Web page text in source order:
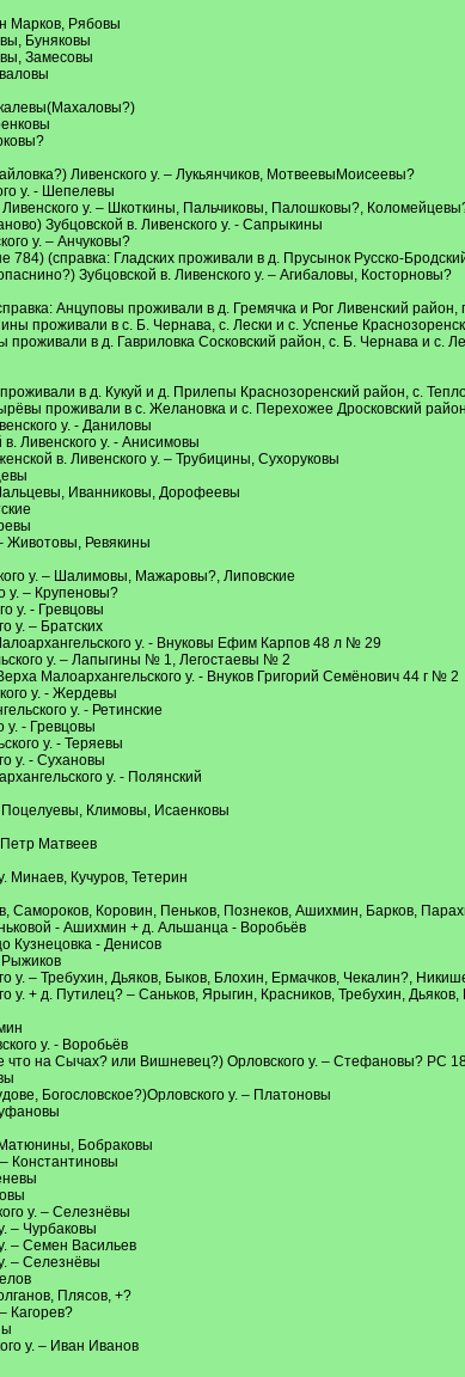
Марков, Рябовы
Буняковы
Замесовы
Ливенского у. – Лукьянчиков, МотвеевыМоисеевы?
у. - Шепелевы
у. – Шкоткины, Пальчиковы, Палошковы?,
Зубцовской в. Ливенского у. - Сапрыкины
у. – Анчуковы?
784) (справка: Гладских проживали в д. Прусынок Русско-
Зубцовской в. Ливенского у. – Агибаловы, Косторновы?
Анцуповы проживали в д. Гремячка и Рог Ливенский
проживали в с. Б. Чернава, с. Лески и с. Успенье
проживали в д. Гавриловка Сосковский район, с. Б. Чернава и с.
в д. Кукуй и д. Прилепы Краснозоренский район, с.
проживали в с. Желановка и с. Перехожее Дросковский
у. - Даниловы
Ливенского у. - Анисимовы
в. Ливенского у. – Трубицины, Сухоруковы
Иванниковы, Дорофеевы
Животовы, Ревякины
у. – Шалимовы, Мажаровы?, Липовские
у. – Крупеновы?
у. - Гревцовы
у. – Братских
у. - Внуковы Ефим Карпов 48 л № 29
у. – Лапыгины № 1, Легостаевы № 2
Малоархангельского у. - Внуков Григорий Семёнович 44 г № 2
у. - Жердевы
у. - Ретинские
у. - Гревцовы
у. - Теряевы
у. - Сухановы
у. - Полянский
Поцелуевы, Климовы, Исаенковы
Петр Матвеев
Кучуров, Тетерин
Самороков, Коровин, Пеньков, Познеков, Ашихмин, Барков,
- Ашихмин + д. Альшанца - Воробьёв
Кузнецовка - Денисов
Рыжиков
у. – Требухин, Дьяков, Быков, Блохин, Ермачков, Чекалин?,
у. + д. Путилец? – Саньков, Ярыгин, Красников, Требухин,
у. - Воробьёв
что на Сычах? или Вишневец?) Орловского у. – Стефановы? РС
Богословское?)Орловского у. – Платоновы
Бобраковы
Константиновы
у. – Селезнёвы
– Чурбаковы
– Семен Васильев
– Селезнёвы
Плясов, +?
Кагорев?
у. – Иван Иванов